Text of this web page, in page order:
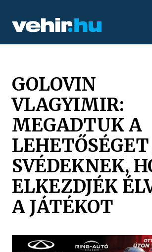
GOLOVIN
VLAGYIMIR:
MEGADTUK A
SVÉDEKNEK,
ELKEZDJÉK
A JÁTÉKOT